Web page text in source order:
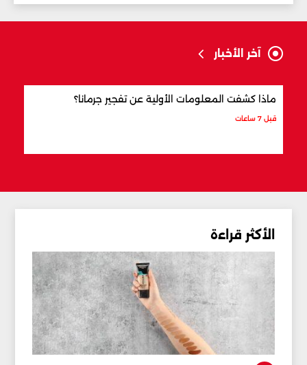
آخر الأخبار
ماذا كشفت المعلومات الأولية عن تفجير جرمانا؟
قبل 7 ساعات
الأكثر قراءة